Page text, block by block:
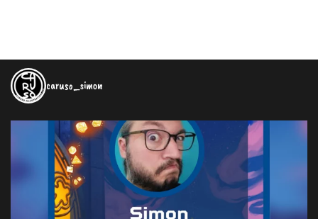
caruso_simon